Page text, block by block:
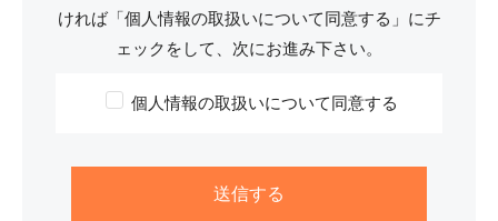
ければ「個人情報の取扱いについて同意する」にチ
ェックをして、次にお進み下さい。
個人情報の取扱いについて同意する